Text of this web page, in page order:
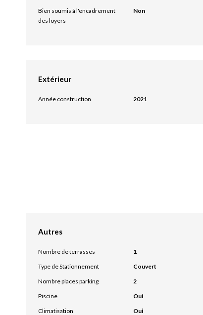
Bien soumis à l'encadrement
des loyers
Non
Extérieur
Année construction 2021
Autres
Nombre de terrasses
1
Type de Stationnement
Couvert
Nombre places parking
2
Piscine
Oui
Climatisation
Oui